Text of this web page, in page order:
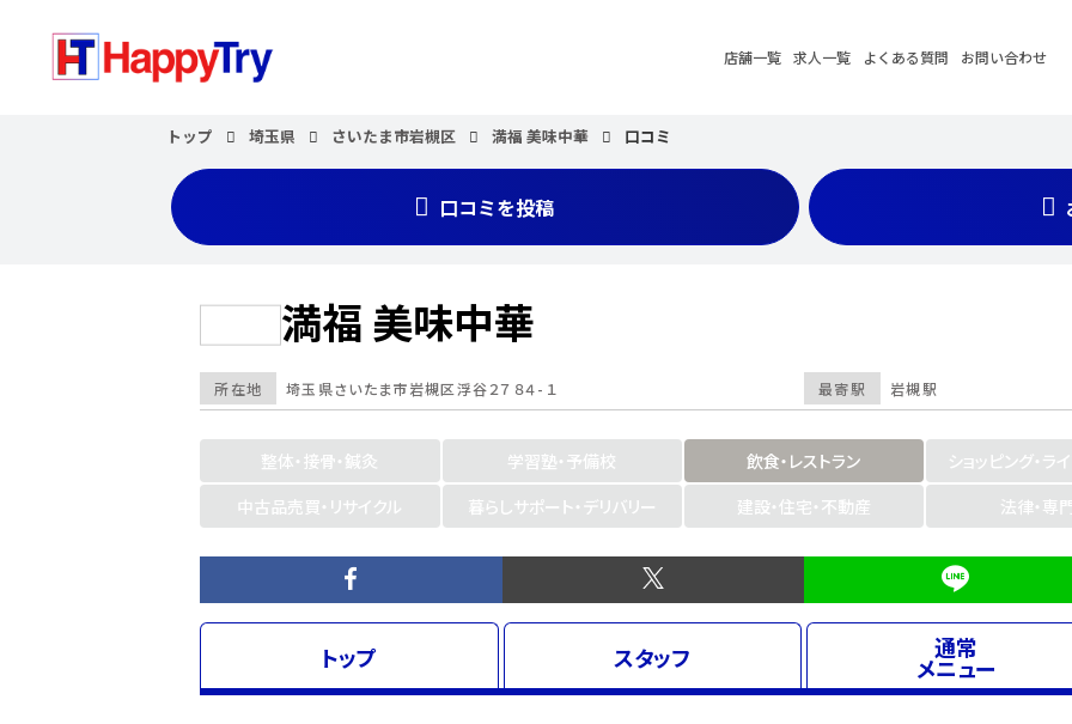
店舗一覧 求人一覧 よくある質問 お問い合わせ
トップ 埼玉県 さいたま市岩槻区 満福 美味中華 口コミ
口コミを投稿
満福 美味中華
最寄駅 岩槻駅
所在地 埼玉県さいたま市岩槻区浮谷２７８４-１
整体・接骨・鍼灸 学習塾・予備校 飲食・レストラン
ショッピング・ラ
中古品売買・リサイクル
暮らしサポート・デリバリー 建設・住宅・不動産 法律・専
トップ スタッフ 通常
メニュー